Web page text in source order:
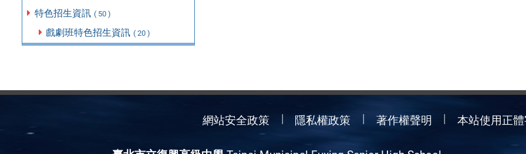
特色招生資訊 ( 50 )
戲劇班特色招生資訊 ( 20 )
網站安全政策 隱私權政策 著作權聲明 本站使用正